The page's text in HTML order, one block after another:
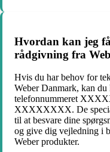
Hvordan kan jeg
rådgivning fra
Hvis du har behov for
Weber Danmark, kan du
telefonnummeret
XXXXXXXX. De
til at besvare dine
og give dig vejledning i
Weber produkter.